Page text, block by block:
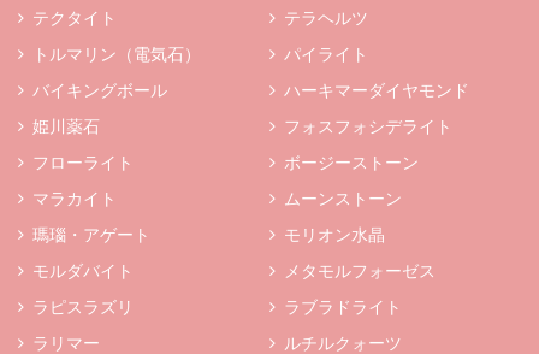
テクタイト
テラヘルツ
トルマリン（電気石）
パイライト
バイキングボール
ハーキマーダイヤモンド
姫川薬石
フォスフォシデライト
フローライト
ボージーストーン
マラカイト
ムーンストーン
瑪瑙・アゲート
モリオン水晶
モルダバイト
メタモルフォーゼス
ラピスラズリ
ラブラドライト
ラリマー
ルチルクォーツ